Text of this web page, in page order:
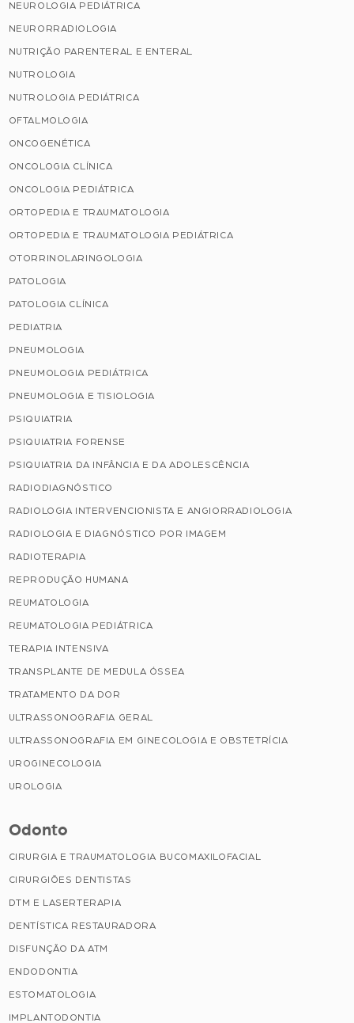
NEUROLOGIA PEDIÁTRICA
NEURORRADIOLOGIA
NUTRIÇÃO PARENTERAL E ENTERAL
NUTROLOGIA
NUTROLOGIA PEDIÁTRICA
OFTALMOLOGIA
ONCOGENÉTICA
ONCOLOGIA CLÍNICA
ONCOLOGIA PEDIÁTRICA
ORTOPEDIA E TRAUMATOLOGIA
ORTOPEDIA E TRAUMATOLOGIA PEDIÁTRICA
OTORRINOLARINGOLOGIA
PATOLOGIA
PATOLOGIA CLÍNICA
PEDIATRIA
PNEUMOLOGIA
PNEUMOLOGIA PEDIÁTRICA
PNEUMOLOGIA E TISIOLOGIA
PSIQUIATRIA
PSIQUIATRIA FORENSE
PSIQUIATRIA DA INFÂNCIA E DA ADOLESCÊNCIA
RADIODIAGNÓSTICO
RADIOLOGIA INTERVENCIONISTA E ANGIORRADIOLOGIA
RADIOLOGIA E DIAGNÓSTICO POR IMAGEM
RADIOTERAPIA
REPRODUÇÃO HUMANA
REUMATOLOGIA
REUMATOLOGIA PEDIÁTRICA
TERAPIA INTENSIVA
TRANSPLANTE DE MEDULA ÓSSEA
TRATAMENTO DA DOR
ULTRASSONOGRAFIA GERAL
ULTRASSONOGRAFIA EM GINECOLOGIA E OBSTETRÍCIA
UROGINECOLOGIA
UROLOGIA
Odonto
CIRURGIA E TRAUMATOLOGIA BUCOMAXILOFACIAL
CIRURGIÕES DENTISTAS
DTM E LASERTERAPIA
DENTÍSTICA RESTAURADORA
DISFUNÇÃO DA ATM
ENDODONTIA
ESTOMATOLOGIA
IMPLANTODONTIA